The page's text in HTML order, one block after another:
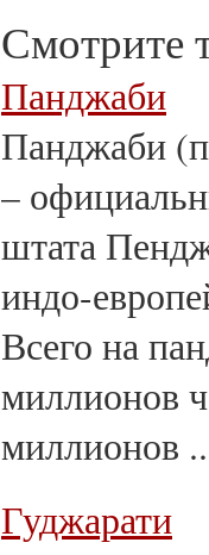
Смотрите
Панджаби
Панджаби
–
штата
индо-
Всего на
миллионов
миллионов
Гуджарати